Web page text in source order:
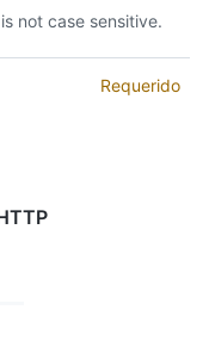
not case sensitive.
Requerido